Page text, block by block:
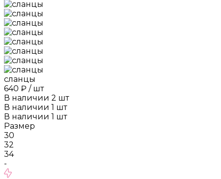
сланцы
640 ₽ / шт
В наличии 2 шт
В наличии 1 шт
В наличии 1 шт
Размер
30
32
34
-